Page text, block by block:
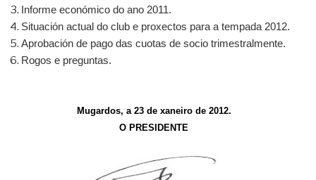
Informe económico do ano 2011.
Situación actual do club e proxectos para a tempada 2012.
Aprobación de pago das cuotas de socio trimestralmente.
Rogos e preguntas.
Mugardos, a 23 de xaneiro de 2012.
O PRESIDENTE